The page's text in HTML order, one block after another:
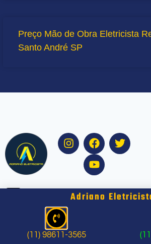
Preço Mão de Obra Eletricista
Santo André SP
Adriano
(11) 98611-3565